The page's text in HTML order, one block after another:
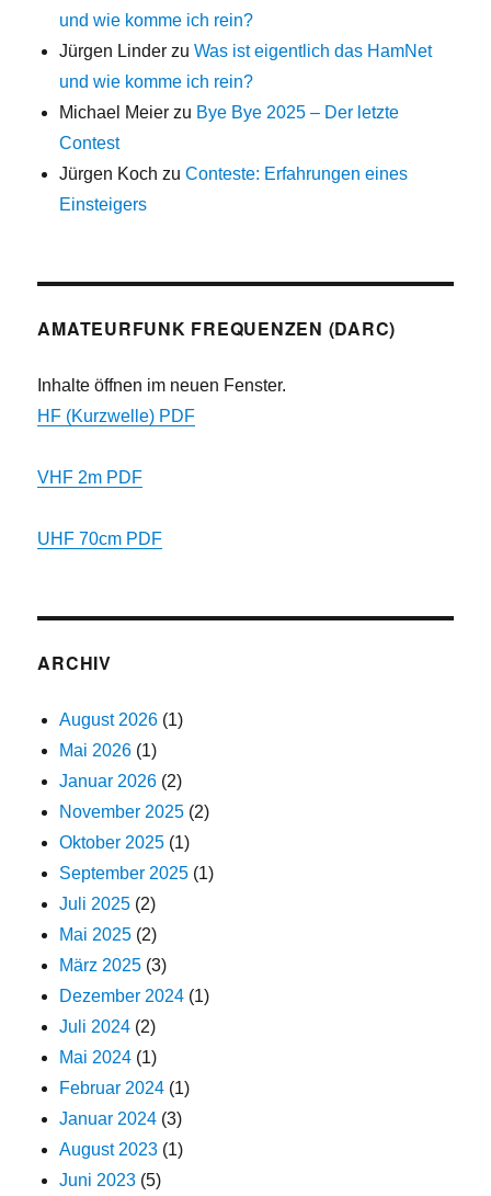
und wie komme ich rein?
Jürgen Linder zuWas ist eigentlich das HamNet
und wie komme ich rein?
Michael Meier zu Bye Bye 2025 – Der letzte
Contest
Jürgen Koch zuConteste: Erfahrungen eines
Einsteigers
AMATEURFUNK FREQUENZEN (DARC)
Inhalte öffnen im neuen Fenster.
HF (Kurzwelle) PDF
VHF 2m PDF
UHF 70cm PDF
ARCHIV
August 2026 (1)
Mai 2026 (1)
Januar 2026 (2)
November 2025 (2)
Oktober 2025 (1)
September 2025 (1)
Juli 2025 (2)
Mai 2025 (2)
März 2025 (3)
Dezember 2024 (1)
Juli 2024 (2)
Mai 2024 (1)
Februar 2024 (1)
Januar 2024 (3)
August 2023 (1)
Juni 2023 (5)